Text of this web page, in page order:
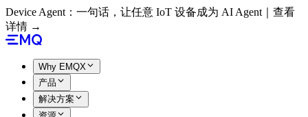
Device Agent：一句话，让任意 IoT 设备成为 AI Agent｜查看
详情 →
Why EMQX
产品
解决方案